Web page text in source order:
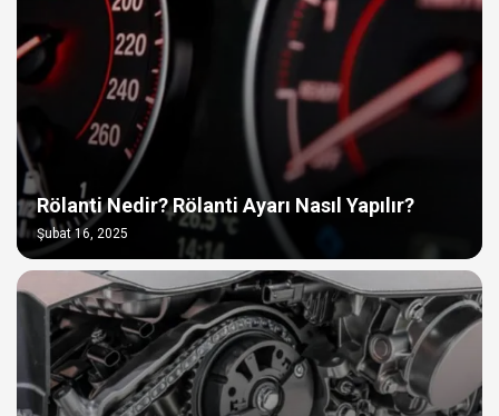
Rölanti Nedir? Rölanti Ayarı Nasıl Yapılır?
Şubat 16, 2025